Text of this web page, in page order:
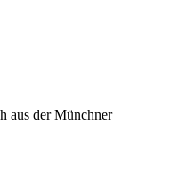
aus der Münchner